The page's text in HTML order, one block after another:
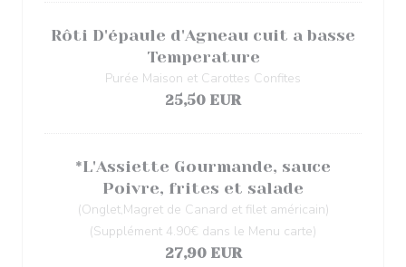
Rôti D'épaule d'Agneau cuit a basse
Temperature
Purée Maison et Carottes Confites
25,50 EUR
*L'Assiette Gourmande, sauce
Poivre, frites et salade
(Onglet,Magret de Canard et filet américain)
(Supplément 4.90€ dans le Menu carte)
27,90 EUR